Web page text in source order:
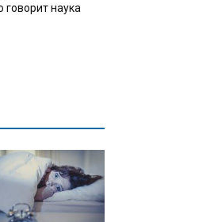
говорит наука